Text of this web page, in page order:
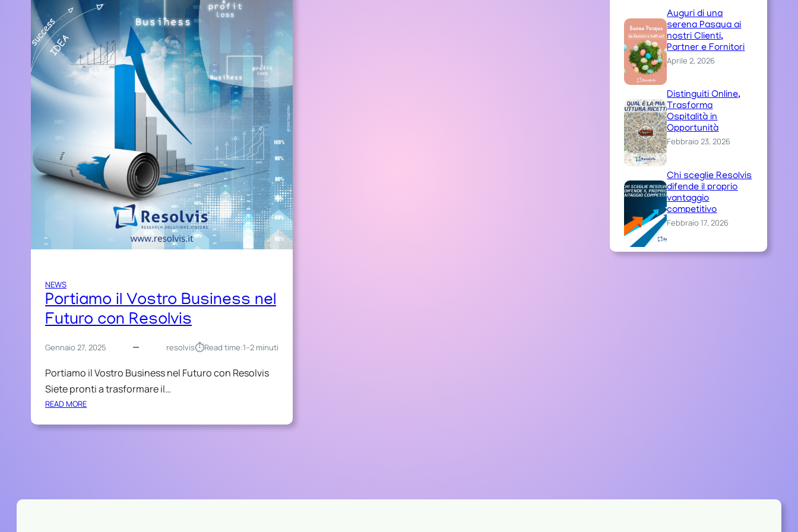
NEWS
Portiamo il Vostro Business nel
Futuro con Resolvis
Gennaio 27, 2025 resolvis⏱︎Read time:1–2 minuti
Portiamo il Vostro Business nel Futuro con Resolvis
Siete pronti a trasformare il…
READ MORE:
O
Auguri di una
serena Pasqua ai
nostri Clienti,
Partner e Fornitori
Aprile 2, 2026
Distinguiti Online,
Trasforma
Ospitalità in
Opportunità
Febbraio 23, 2026
Chi sceglie Resolvis
difende il proprio
vantaggio
competitivo
Febbraio 17, 2026